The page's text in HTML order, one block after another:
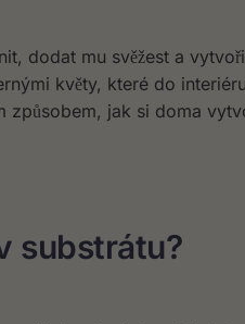
dodat mu svěžest a
květy, které do
způsobem, jak si doma
substrátu?